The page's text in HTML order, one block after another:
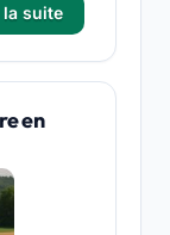
la suite
en